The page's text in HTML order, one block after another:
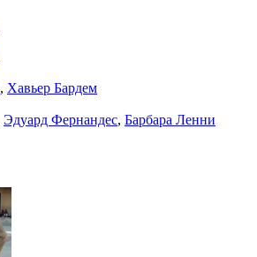
, Хавьер Бардем
Эдуард Фернандес, Барбара Ленни